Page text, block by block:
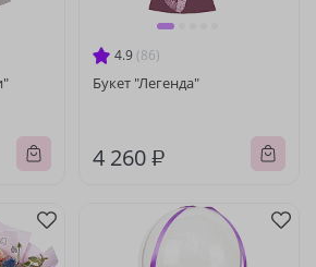
4.9 (86)
Букет "Легенда"
4 260 ₽